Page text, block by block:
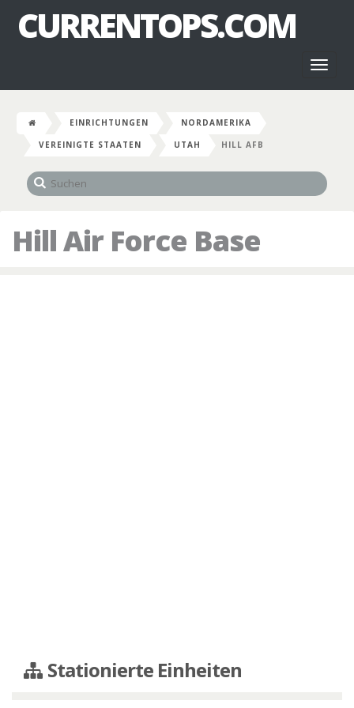
CURRENTOPS.COM
EINRICHTUNGEN
NORDAMERIKA
VEREINIGTE STAATEN
UTAH HILL AFB
Hill Air Force Base
Stationierte Einheiten